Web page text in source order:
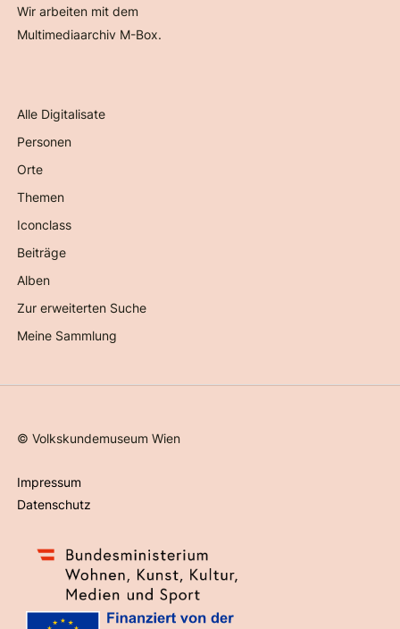
Wir arbeiten mit dem
Multimediaarchiv M-Box.
Alle Digitalisate
Personen
Orte
Themen
Iconclass
Beiträge
Alben
Zur erweiterten Suche
Meine Sammlung
©Volkskundemuseum Wien
Impressum
Datenschutz